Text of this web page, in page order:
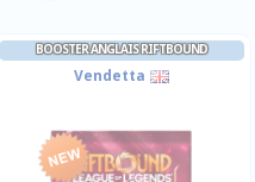
BOOSTER ANGLAIS RIFTBOUND
Vendetta